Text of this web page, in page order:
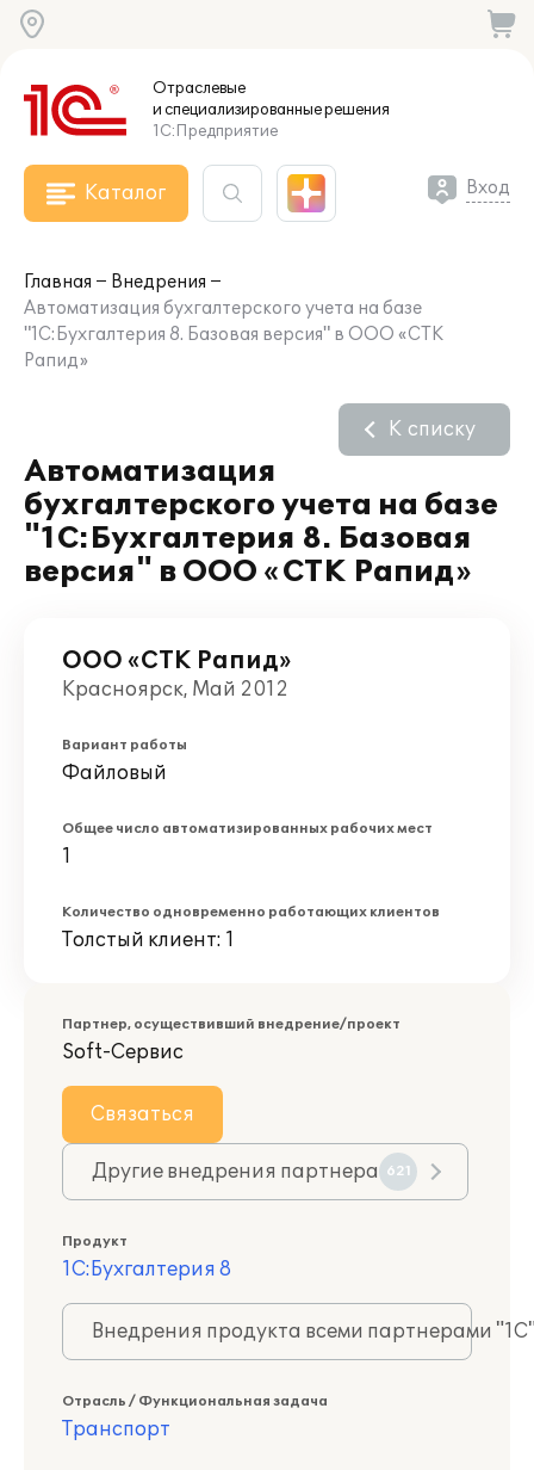
Отраслевые
и специализированныерешения
1С:Предприятие
Каталог Вход
Главная
Внедрения
Автоматизация бухгалтерского учета на базе
"1С:Бухгалтерия 8. Базовая версия" в ООО «СТК
Рапид»
Автоматизация
бухгалтерского учета на базе
"1С:Бухгалтерия 8. Базовая
версия" в ООО «СТК Рапид»
К списку
ООО «СТК Рапид»
Красноярск, Май 2012
Вариант работы
Файловый
Общее число автоматизированных рабочих мест
1
Количество одновременно работающих клиентов
Толстый клиент: 1
Партнер, осуществивший внедрение/проект
Soft-Сервис
Связаться
Другие внедрения партнера 621
Продукт
1С:Бухгалтерия 8
Внедрения продукта всеми партнерами
Отрасль / Функциональная задача
Транспорт